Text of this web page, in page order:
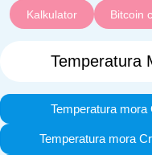
Kalkulator Bitcoin
Temperatura
Temperatura mora
Temperatura mora